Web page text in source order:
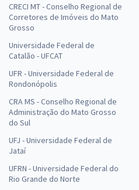
CRECI MT - Conselho Regional de
Corretores de Imóveis do Mato
Grosso
Universidade Federal de
Catalão - UFCAT
UFR - Universidade Federal de
Rondonópolis
CRA MS - Conselho Regional de
Administração do Mato Grosso
do Sul
UFJ - Universidade Federal de
Jataí
UFRN - Universidade Federal do
Rio Grande do Norte